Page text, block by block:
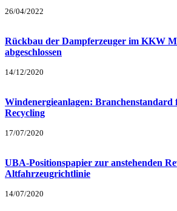
26/04/2022
Rückbau der Dampferzeuger im KKW
abgeschlossen
14/12/2020
Windenergieanlagen:
Recycling
17/07/2020
UBA-Positionspapier zur anstehenden
Altfahrzeugrichtlinie
14/07/2020